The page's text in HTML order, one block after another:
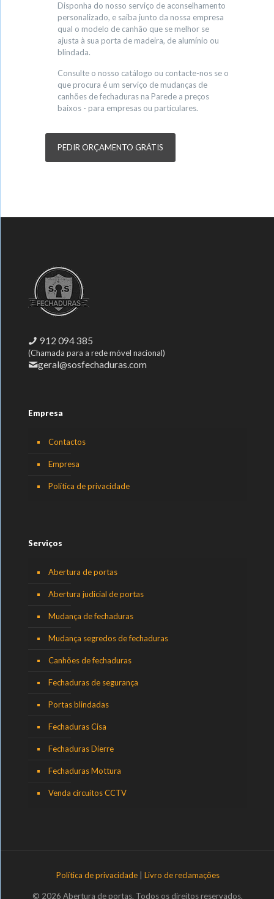
Disponha do nosso serviço de aconselhamento
personalizado, e saiba junto da nossa empresa
qual o modelo de canhão que se melhor se
ajusta à sua porta de madeira, de alumínio ou
blindada.
Consulte o nosso catálogo ou contacte-nos se o
que procura é um serviço de mudanças de
canhões de fechaduras na Parede a preços
baixos - para empresas ou particulares.
PEDIR ORÇAMENTO GRÁTIS
912 094 385
(Chamada para a rede móvel nacional)
geral@sosfechaduras.com
Empresa
Contactos
Empresa
Política de privacidade
Serviços
Abertura de portas
Abertura judicial de portas
Mudança de fechaduras
Mudança segredos de fechaduras
Canhões de fechaduras
Fechaduras de segurança
Portas blindadas
Fechaduras Cisa
Fechaduras Dierre
Fechaduras Mottura
Venda circuitos CCTV
Política de privacidade| Livro de reclamações
© 2026 Abertura de portas. Todos os direitos reservados.